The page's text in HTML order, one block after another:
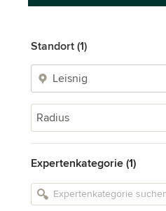
Standort (1)
Radius
Expertenkategorie (1)